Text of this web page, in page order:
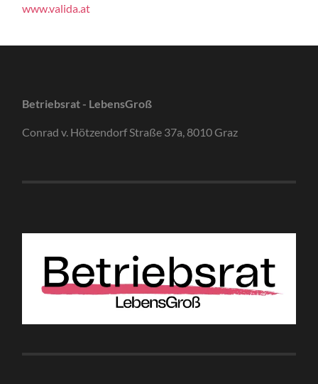
www.valida.at
Betriebsrat - LebensGroß
Conrad v. Hötzendorf Straße 37a, 8010 Graz